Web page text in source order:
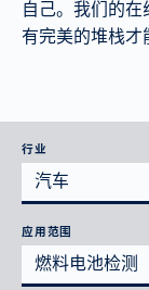
自己。我们的
有完美的堆栈才
行业
汽车
应用范围
燃料电池检测